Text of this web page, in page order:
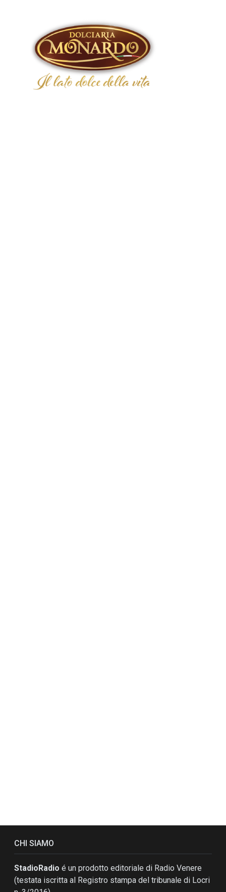
CHI SIAMO
StadioRadio é un prodotto editoriale di Radio Venere
(testata iscritta al Registro stampa del tribunale di Locri